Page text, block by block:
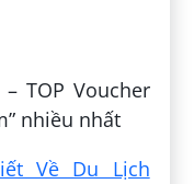
TOP Voucher
nhiều nhất
Về Du Lịch